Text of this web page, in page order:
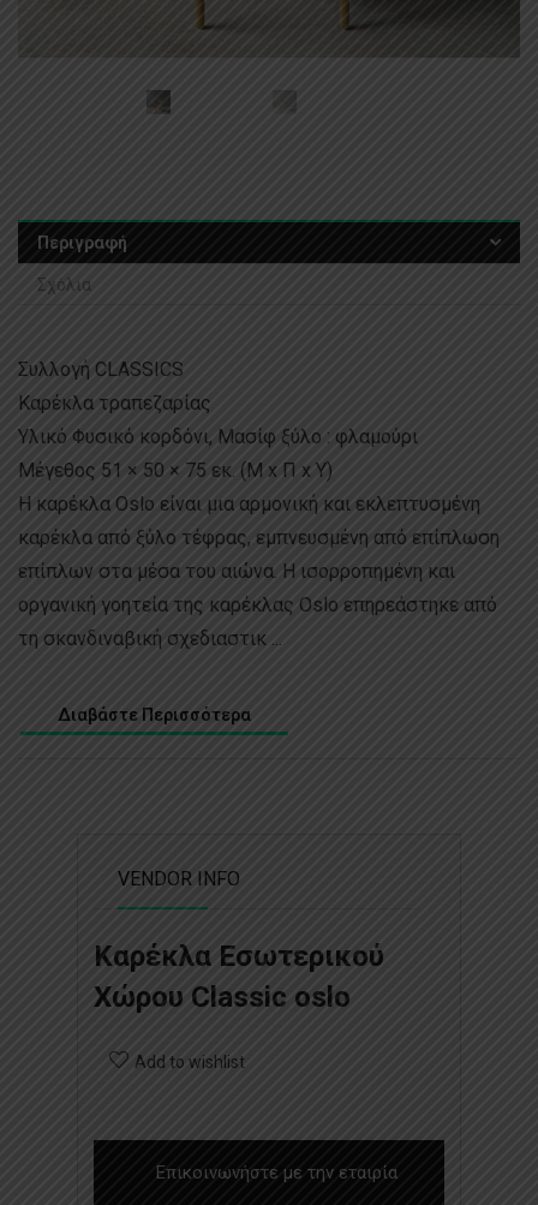
Περιγραφή
Σχόλια
Συλλογή CLASSICS
Καρέκλα τραπεζαρίας
Υλικό Φυσικό κορδόνι, Μασίφ ξύλο : φλαμούρι
Μέγεθος 51 × 50 × 75 εκ. (Μ x Π x Υ)
Η καρέκλα Oslo είναι μια αρμονική και εκλεπτυσμένη
καρέκλα από ξύλο τέφρας, εμπνευσμένη από επίπλωση
επίπλων στα μέσα του αιώνα. Η ισορροπημένη και
οργανική γοητεία της καρέκλας Oslo επηρεάστηκε από
τη σκανδιναβική σχεδιαστικ ...
Διαβάστε Περισσότερα
VENDOR INFO
Καρέκλα Εσωτερικού
Χώρου Classic oslo
Add to wishlist
Επικοινωνήστε με την εταιρία